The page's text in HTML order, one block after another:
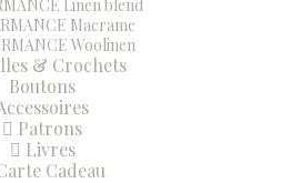
Linen blend
Macrame
Woolinen
& Crochets
Boutons
Patrons
Livres
Cadeau